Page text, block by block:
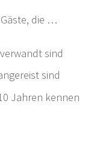
die …
sind
sind
Jahren kennen